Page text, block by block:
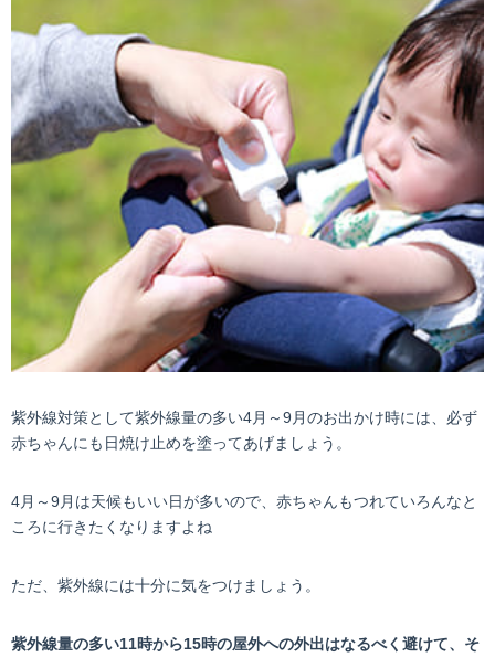
紫外線対策として紫外線量の多い4月～9月のお出かけ時には、必ず
赤ちゃんにも日焼け止めを塗ってあげましょう。
4月～9月は天候もいい日が多いので、赤ちゃんもつれていろんなと
ころに行きたくなりますよね
ただ、紫外線には十分に気をつけましょう。
紫外線量の多い11時から15時の屋外への外出はなるべく避けて、そ